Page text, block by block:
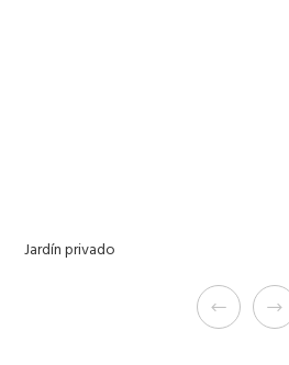
Jardín privado